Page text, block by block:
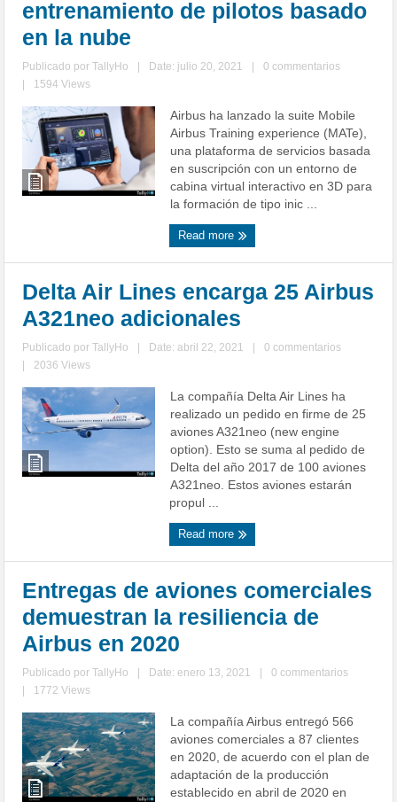
entrenamiento de pilotos basado
en la nube
Publicado porTallyHo Date: julio 20, 2021
0 commentarios
1594 Views
Airbus ha lanzado la suite Mobile
Airbus Training experience (MATe),
una plataforma de servicios basada
en suscripción con un entorno de
cabina virtual interactivo en 3D para
la formación de tipo inic ...
Read more
Delta Air Lines encarga 25 Airbus
A321neo adicionales
Publicado porTallyHo Date: abril 22, 2021
0 commentarios
2036 Views
La compañía Delta Air Lines ha
realizado un pedido en firme de 25
aviones A321neo (new engine
option). Esto se suma al pedido de
Delta del año 2017 de 100 aviones
A321neo. Estos aviones estarán
propul ...
Read more
Entregas de aviones comerciales
demuestran la resiliencia de
Airbus en 2020
Publicado porTallyHo Date: enero 13, 2021
0 commentarios
1772 Views
La compañía Airbus entregó 566
aviones comerciales a 87 clientes
en 2020, de acuerdo con el plan de
adaptación de la producción
establecido en abril de 2020 en